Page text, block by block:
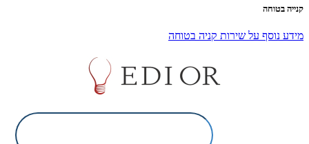
קנייה בטוחה
מידע נוסף על שירות קניה בטוחה